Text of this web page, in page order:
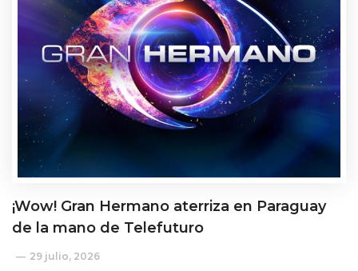
¡Wow! Gran Hermano aterriza en Paraguay
de la mano de Telefuturo
29 julio, 2026